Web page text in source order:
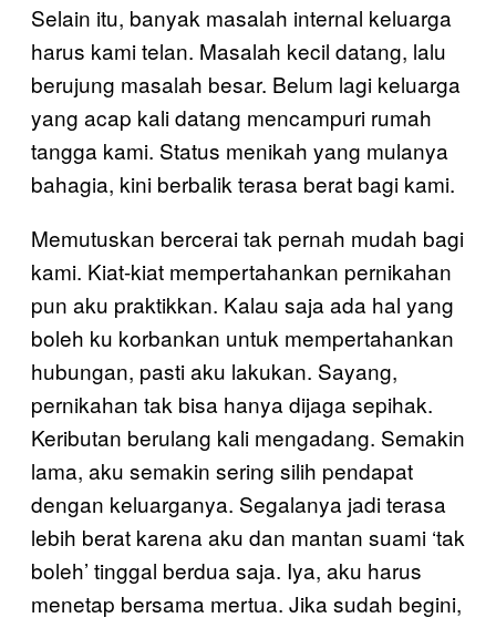
Selain itu, banyak masalah internal keluarga
harus kami telan. Masalah kecil datang, lalu
berujung masalah besar. Belum lagi keluarga
yang acap kali datang mencampuri rumah
tangga kami. Status menikah yang mulanya
bahagia, kini berbalik terasa berat bagi kami.
Memutuskan bercerai tak pernah mudah bagi
kami. Kiat-kiat mempertahankan pernikahan
pun aku praktikkan. Kalau saja ada hal yang
boleh ku korbankan untuk mempertahankan
hubungan, pasti aku lakukan. Sayang,
pernikahan tak bisa hanya dijaga sepihak.
Keributan berulang kali mengadang. Semakin
lama, aku semakin sering silih pendapat
dengan keluarganya. Segalanya jadi terasa
lebih berat karena aku dan mantan suami ‘tak
boleh’ tinggal berdua saja. Iya, aku harus
menetap bersama mertua. Jika sudah begini,